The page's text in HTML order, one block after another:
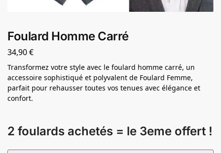
Foulard Homme Carré
34,90€
Transformez votre style avec le foulard homme carré, un
accessoire sophistiqué et polyvalent de Foulard Femme,
parfait pour rehausser toutes vos tenues avec élégance et
confort.
2 foulards achetés = le 3eme offert !